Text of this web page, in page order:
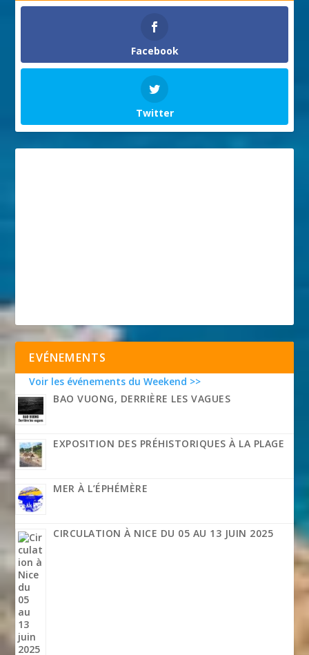
Facebook
Twitter
EVÉNEMENTS
Voir les événements du Weekend >>
BAO VUONG, DERRIÈRE LES VAGUES
EXPOSITION DES PRÉHISTORIQUES À LA PLAGE
MER À L’ÉPHÉMÈRE
CIRCULATION À NICE DU 05 AU 13 JUIN 2025